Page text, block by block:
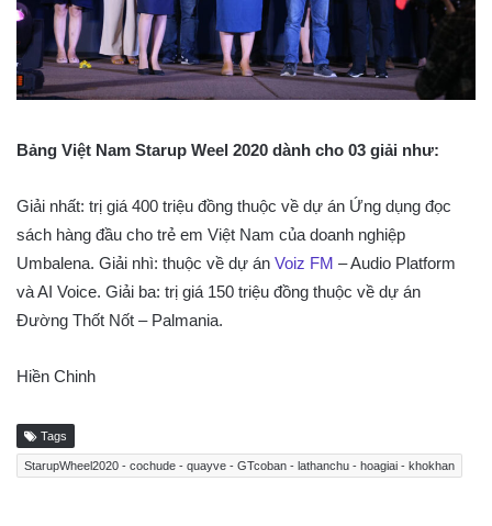
Bảng Việt Nam Starup Weel 2020 dành cho 03 giải như:
Giải nhất: trị giá 400 triệu đồng thuộc về dự án Ứng dụng đọc
sách hàng đầu cho trẻ em Việt Nam của doanh nghiệp
Umbalena. Giải nhì: thuộc về dự án Voiz FM – Audio Platform
và AI Voice. Giải ba: trị giá 150 triệu đồng thuộc về dự án
Đường Thốt Nốt – Palmania.
Hiền Chinh
Tags
StarupWheel2020 - cochude - quayve - GTcoban - lathanchu - hoagiai - khokhan